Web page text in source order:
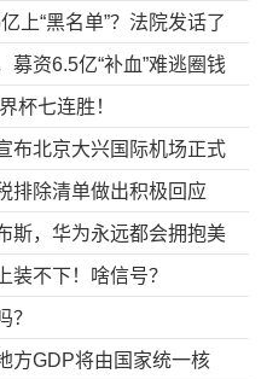
上“黑名单”？法院发话了
募资6.5亿“补血”难逃圈钱
杯七连胜！
布北京大兴国际机场正式
排除清单做出积极回应
斯，华为永远都会拥抱美
装不下！啥信号？
？
方GDP将由国家统一核